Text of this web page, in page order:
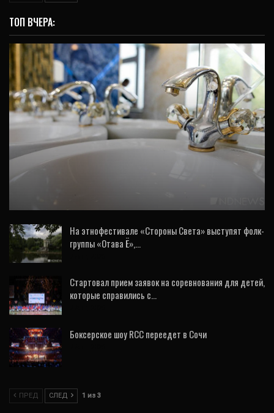
ТОП ВЧЕРА:
На этнофестивале «Стороны Света» выступят фолк-
группы «Отава Ё»,…
Стартовал прием заявок на соревнования для детей,
которые справились с…
Боксерское шоу RCC переедет в Сочи
ПРЕД СЛЕД 1 из 3